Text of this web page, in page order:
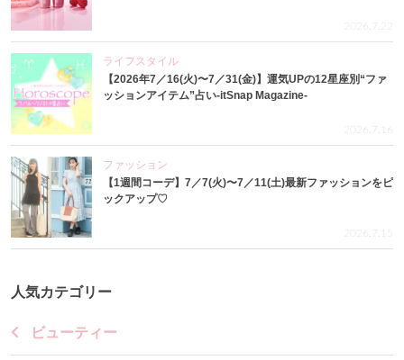
2026.7.22
ライフスタイル
【2026年7／16(火)〜7／31(金)】運気UPの12星座別“ファ
ッションアイテム”占い-itSnap Magazine-
2026.7.16
ファッション
【1週間コーデ】7／7(火)〜7／11(土)最新ファッションをピ
ックアップ♡
2026.7.15
人気カテゴリー
ビューティー